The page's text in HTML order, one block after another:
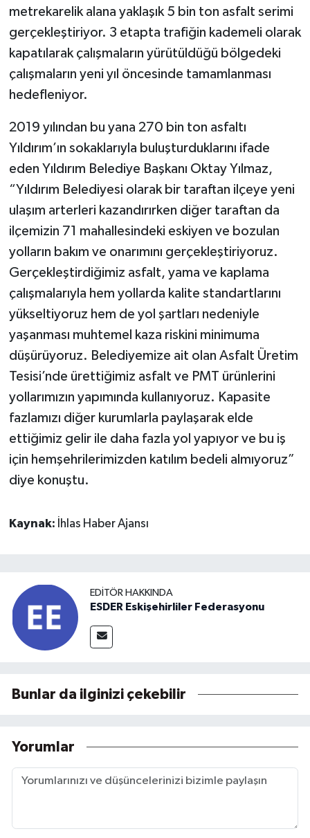
metrekarelik alana yaklaşık 5 bin ton asfalt serimi
gerçekleştiriyor. 3 etapta trafiğin kademeli olarak
kapatılarak çalışmaların yürütüldüğü bölgedeki
çalışmaların yeni yıl öncesinde tamamlanması
hedefleniyor.
2019 yılından bu yana 270 bin ton asfaltı
Yıldırım’ın sokaklarıyla buluşturduklarını ifade
eden Yıldırım Belediye Başkanı Oktay Yılmaz,
“Yıldırım Belediyesi olarak bir taraftan ilçeye yeni
ulaşım arterleri kazandırırken diğer taraftan da
ilçemizin 71 mahallesindeki eskiyen ve bozulan
yolların bakım ve onarımını gerçekleştiriyoruz.
Gerçekleştirdiğimiz asfalt, yama ve kaplama
çalışmalarıyla hem yollarda kalite standartlarını
yükseltiyoruz hem de yol şartları nedeniyle
yaşanması muhtemel kaza riskini minimuma
düşürüyoruz. Belediyemize ait olan Asfalt Üretim
Tesisi’nde ürettiğimiz asfalt ve PMT ürünlerini
yollarımızın yapımında kullanıyoruz. Kapasite
fazlamızı diğer kurumlarla paylaşarak elde
ettiğimiz gelir ile daha fazla yol yapıyor ve bu iş
için hemşehrilerimizden katılım bedeli almıyoruz”
diye konuştu.
Kaynak: İhlas Haber Ajansı
EDITÖR HAKKINDA
ESDER Eskişehirliler Federasyonu
Bunlar da ilginizi çekebilir
Yorumlar